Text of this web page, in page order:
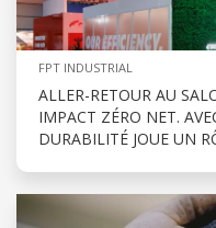
FPT INDUSTRIAL
ALLER-RETOUR AU
IMPACT ZÉRO NET.
DURABILITÉ JOUE UN